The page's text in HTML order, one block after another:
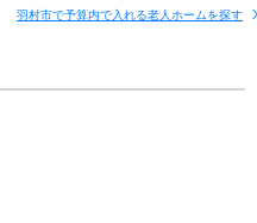
8.6 万円
羽村市で予算内で入れる老人ホームを探す